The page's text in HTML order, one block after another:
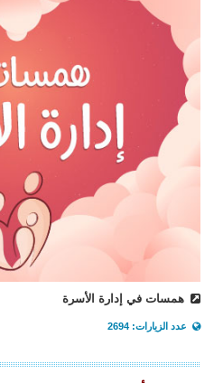
همسات في إدارة الأسرة
عدد الزيارات: 2694